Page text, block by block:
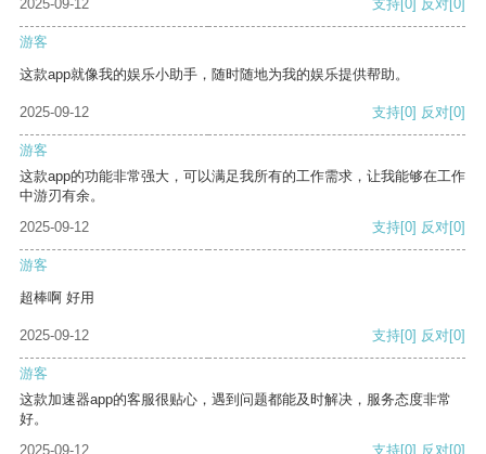
2025-09-12
支持[0] 反对[0]
游客
这款app就像我的娱乐小助手，随时随地为我的娱乐提供帮助。
2025-09-12 支持[0] 反对[0]
游客
这款app的功能非常强大，可以满足我所有的工作需求，让我能够在工作
中游刃有余。
2025-09-12
支持[0] 反对[0]
游客
超棒啊 好用
2025-09-12 支持[0] 反对[0]
游客
这款加速器app的客服很贴心，遇到问题都能及时解决，服务态度非常
好。
2025-09-12
支持[0] 反对[0]